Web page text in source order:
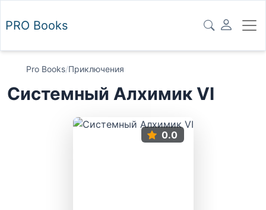
PRO Books
Pro Books/Приключения
Системный Алхимик VI
0.0